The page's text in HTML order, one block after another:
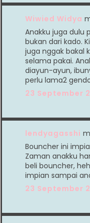
Wiwied Widya
Anakku juga dulu
bukan dari kado.
juga nggak bakal
selama pakai.
diayun-ayun,
perlu lama2
23 September
lendyagasshi
Bouncher ini
Zaman anakku
beli bouncher,
impian sampai
23 September